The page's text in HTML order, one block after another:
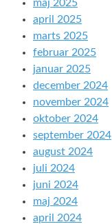
maj 2025
april 2025
marts 2025
februar 2025
januar 2025
december 2024
november 2024
oktober 2024
september 2024
august 2024
juli 2024
juni 2024
maj 2024
april 2024